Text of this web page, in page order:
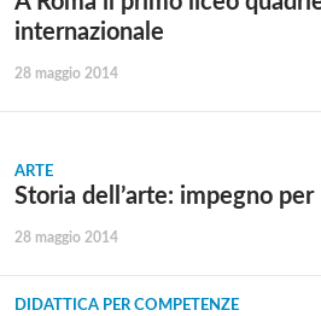
internazionale
28 maggio 2014
ARTE
Storia dell’arte: impegno
28 maggio 2014
DIDATTICA PER COMPETENZE